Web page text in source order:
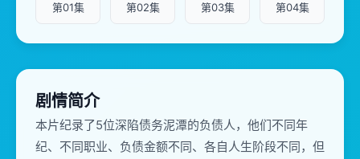
第01集 第02集 第03集 第04集
剧情简介
本片纪录了5位深陷债务泥潭的负债人，他们不同年
纪、不同职业、负债金额不同、各自人生阶段不同，但